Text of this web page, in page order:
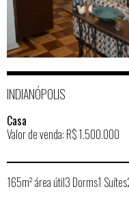
INDIANÓPOLIS
Casa
Valor de venda: R$ 1.500.000
165m² área útil3 Dorms1 Suítes